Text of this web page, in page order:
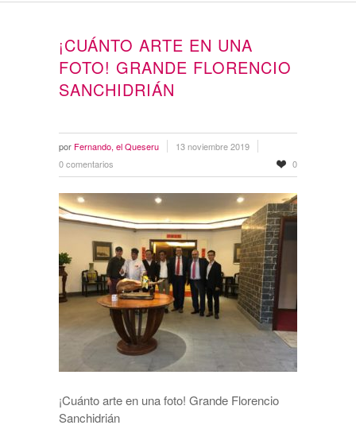
¡CUÁNTO ARTE EN UNA
FOTO! GRANDE FLORENCIO
SANCHIDRIÁN
por Fernando, el Queseru
13 noviembre 2019
0 comentarios
0
¡Cuánto arte en una foto! Grande Florencio
Sanchidrián